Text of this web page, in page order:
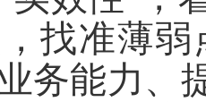
找准薄
务能力、